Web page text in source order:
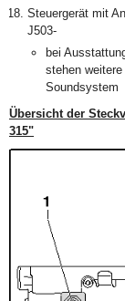
Steuergerät mit
J503-
bei
stehen
Soundsystem
Übersicht der
315"